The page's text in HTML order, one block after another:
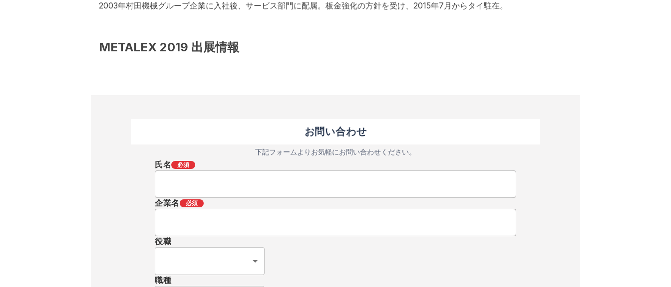
2003年村田機械グループ企業に入社後、サービス部門に配属。板金強化の方針を受け、2015年7月からタイ駐在。
METALEX 2019 出展情報
お問い合わせ
下記フォームよりお気軽にお問い合わせください。
氏名 必須
企業名 必須
役職
職種